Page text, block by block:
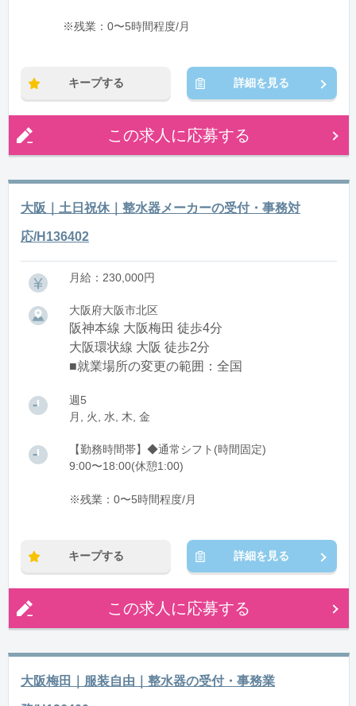
※残業：0〜5時間程度/月
キープする 詳細を見る
この求人に応募する
大阪｜土日祝休｜整水器メーカーの受付・事務対
応/H136402
月給：230,000円
大阪府大阪市北区
阪神本線 大阪梅田 徒歩4分
大阪環状線 大阪 徒歩2分
■就業場所の変更の範囲：全国
週5
月, 火, 水, 木, 金
【勤務時間帯】◆通常シフト(時間固定)
9:00〜18:00(休憩1:00)
※残業：0〜5時間程度/月
キープする 詳細を見る
この求人に応募する
大阪梅田｜服装自由｜整水器の受付・事務業